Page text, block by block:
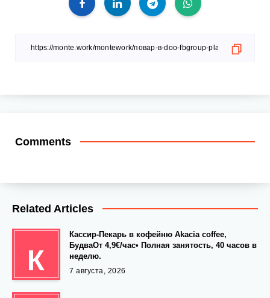
Comments
Related Articles
К
Кассир-Пекарь в кофейню Akacia coffee,
БудваОт 4,9€/час• Полная занятость, 40 часов в
неделю.
7 августа, 2026